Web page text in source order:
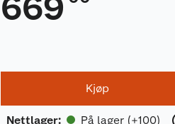
669
Kjøp
Nettlager: På lager (+100)